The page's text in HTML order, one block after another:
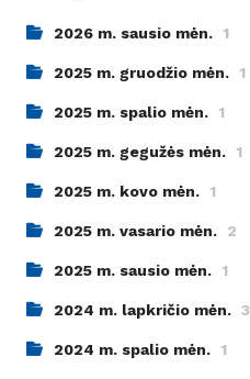
2026 m. sausio mėn. 1
2025 m. gruodžio mėn. 1
2025 m. spalio mėn. 1
2025 m. gegužės mėn. 1
2025 m. kovo mėn. 1
2025 m. vasario mėn. 2
2025 m. sausio mėn. 1
2024 m. lapkričio mėn. 3
2024 m. spalio mėn. 1